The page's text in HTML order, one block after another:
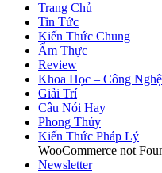
Trang Chủ
Tin Tức
Kiến Thức Chung
Ẩm Thực
Review
Khoa Học – Công Nghệ
Giải Trí
Câu Nói Hay
Phong Thủy
Kiến Thức Pháp Lý
WooCommerce not
Newsletter